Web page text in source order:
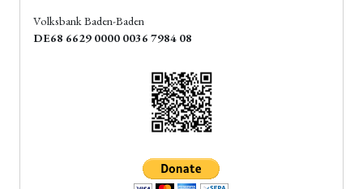
Volksbank Baden-Baden
DE68 6629 0000 0036 7984 08